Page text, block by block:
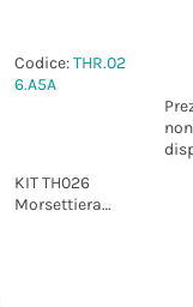
Codice:THR.02
6.A5A
non
KIT TH026
Morsettiera